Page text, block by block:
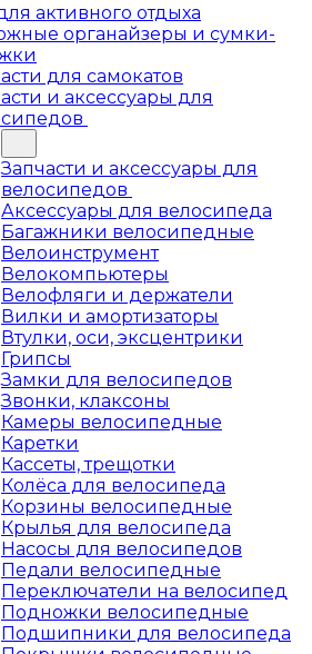
активного отдыха
органайзеры и сумки-
для самокатов
и аксессуары для
Запчасти и аксессуары для
велосипедов
Аксессуары для велосипеда
Багажники велосипедные
Велоинструмент
Велокомпьютеры
Велофляги и держатели
Вилки и амортизаторы
Втулки, оси, эксцентрики
Грипсы
Замки для велосипедов
Звонки, клаксоны
Камеры велосипедные
Каретки
Кассеты, трещотки
Колёса для велосипеда
Корзины велосипедные
Крылья для велосипеда
Насосы для велосипедов
Педали велосипедные
Переключатели на велосипед
Подножки велосипедные
Подшипники для велосипеда